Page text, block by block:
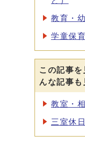
教育・
学童保育
この記事を
んな記事
教室・
三室休